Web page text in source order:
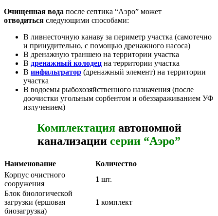
Очищенная вода после септика “Аэро” может
отводиться следующими способами:
В ливнесточную канаву за периметр участка (самотечно
и принудительно, с помощью дренажного насоса)
В дренажную траншею на территории участка
В дренажный колодец на территории участка
В инфильтратор (дренажный элемент) на территории
участка
В водоемы рыбохозяйственного назначения (после
доочистки угольным сорбентом и обеззараживанием УФ
излучением)
Комплектацияавтономной
канализации серии “Аэро”
Наименование
Количество
Корпус очистного
сооружения
1 шт.
Блок биологической
загрузки (ершовая
биозагрузка)
1 комплект